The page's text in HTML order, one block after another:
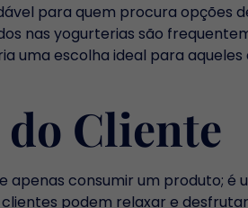
para quem procura opções
nas yogurterias são
uma escolha ideal para
Cliente
apenas consumir um produto;
podem relaxar e